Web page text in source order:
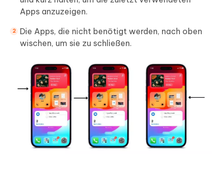
Apps anzuzeigen.
Die Apps, die nicht benötigt werden, nach oben
wischen, um sie zu schließen.